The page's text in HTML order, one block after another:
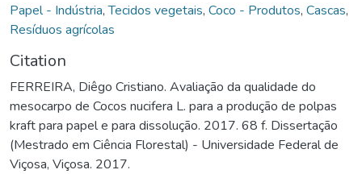
Papel - Indústria,Tecidos vegetais, Coco - Produtos, Cascas,
Resíduos agrícolas
Citation
FERREIRA, Diêgo Cristiano. Avaliação da qualidade do
mesocarpo de Cocos nucifera L. para a produção de polpas
kraft para papel e para dissolução. 2017. 68 f. Dissertação
(Mestrado em Ciência Florestal) - Universidade Federal de
Viçosa, Viçosa. 2017.